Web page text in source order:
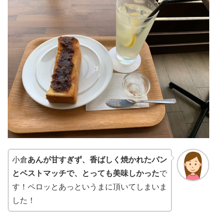
小倉あんが甘すぎず、香ばしく焼かれたパン
とベストマッチで、とっても美味しかったで
す！ペロッとあっというまに頂いてしまいま
した！